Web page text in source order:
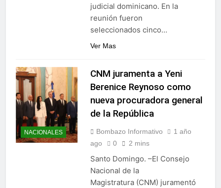
judicial dominicano. En la
reunión fueron
seleccionados cinco…
Ver Mas
NACIONALES
CNM juramenta a Yeni
Berenice Reynoso como
nueva procuradora general
de la República
Bombazo Informativo
1 año
ago
0 2 mins
Santo Domingo. –El Consejo
Nacional de la
Magistratura (CNM) juramentó